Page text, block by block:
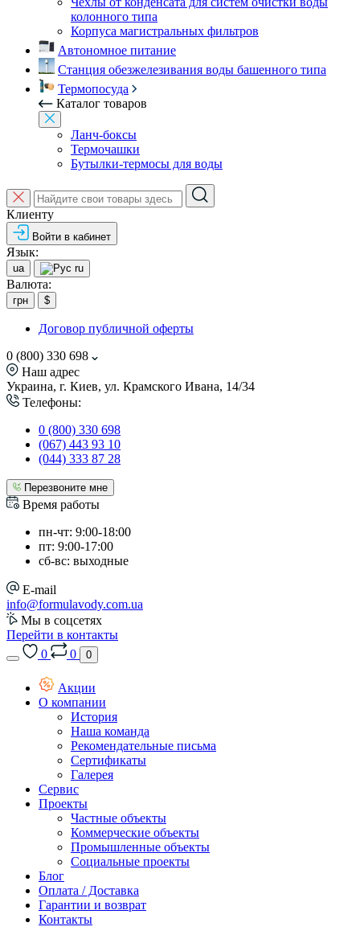
колонного типа
Корпуса магистральных фильтров
Автономное питание
Станция обезжелезивания воды башенного типа
Термопосуда
Каталог товаров
Ланч-боксы
Термочашки
Бутылки-термосы для воды
Клиенту
Войти в кабинет
Язык:
ua ru
Валюта:
грн $
Договор публичной оферты
0 (800) 330 698
Наш адрес
Украина, г. Киев, ул. Крамского Ивана, 14/34
Телефоны:
0 (800) 330 698
(067) 443 93 10
(044) 333 87 28
Перезвоните мне
Время работы
пн-чт: 9:00-18:00
пт: 9:00-17:00
сб-вс: выходные
E-mail
info@formulavody.com.ua
Мы в соцсетях
Перейти в контакты
0
0 0
Акции
О компании
История
Наша команда
Рекомендательные письма
Сертификаты
Галерея
Сервис
Проекты
Частные объекты
Коммерческие объекты
Промышленные объекты
Социальные проекты
Блог
Оплата / Доставка
Гарантии и возврат
Контакты